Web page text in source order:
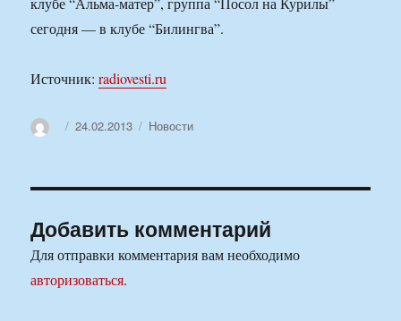
сегодня — в клубе “Билингва”.
Источник:radiovesti.ru
АвторОпубликовано
24.02.2013 Рубрики
Новости
Добавить комментарий
Для отправки комментария вам необходимо
авторизоваться.